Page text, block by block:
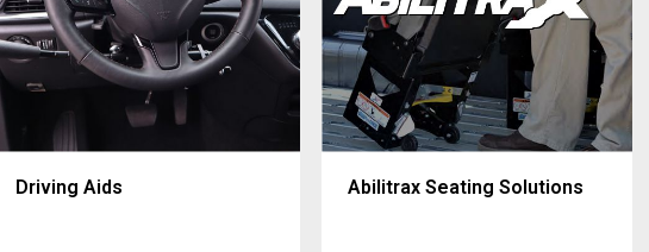
Driving Aids Abilitrax Seating Solutions